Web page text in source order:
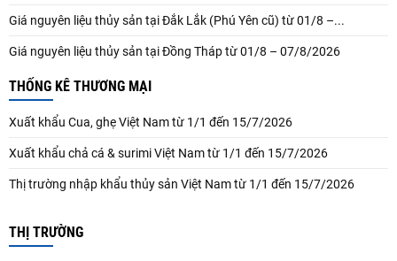
Giá nguyên liệu thủy sản tại Đắk Lắk (Phú Yên cũ) từ 01/8 –...
Giá nguyên liệu thủy sản tại Đồng Tháp từ 01/8 – 07/8/2026
THỐNG KÊ THƯƠNG MẠI
Xuất khẩu Cua, ghẹ Việt Nam từ 1/1 đến 15/7/2026
Xuất khẩu chả cá & surimi Việt Nam từ 1/1 đến 15/7/2026
Thị trường nhập khẩu thủy sản Việt Nam từ 1/1 đến 15/7/2026
THỊ TRƯỜNG